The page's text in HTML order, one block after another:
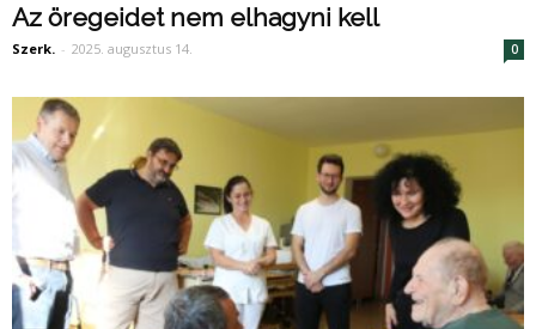
Az öregeidet nem elhagyni kell
Szerk. - 2025. augusztus 14. 0